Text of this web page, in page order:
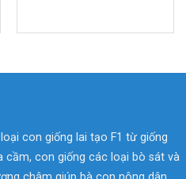
con giống lai tạo F1 từ giống
cầm, con giống các loại bò sát và